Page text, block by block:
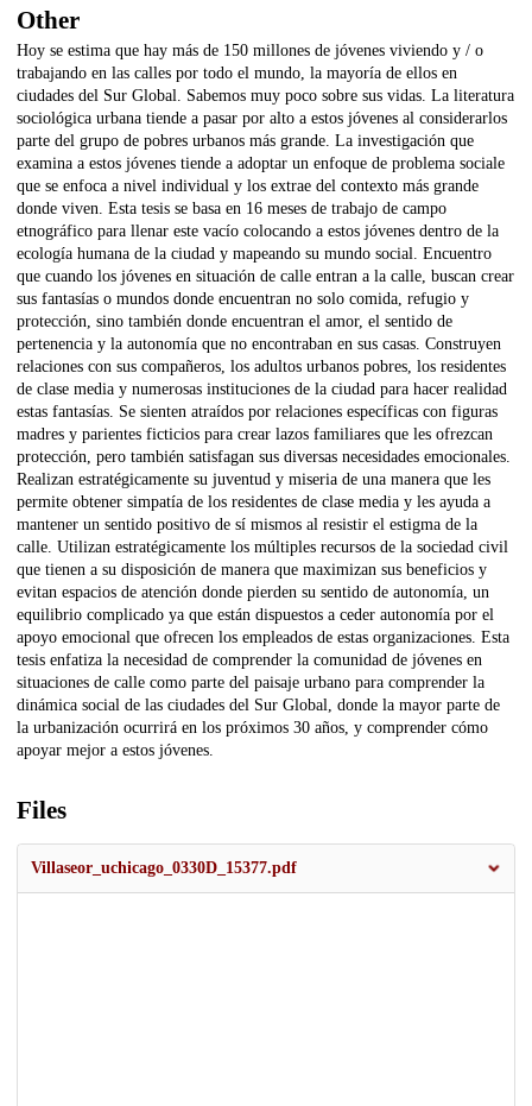
Other
Hoy se estima que hay más de 150 millones de jóvenes viviendo y / o
trabajando en las calles por todo el mundo, la mayoría de ellos en
ciudades del Sur Global. Sabemos muy poco sobre sus vidas. La literatura
sociológica urbana tiende a pasar por alto a estos jóvenes al considerarlos
parte del grupo de pobres urbanos más grande. La investigación que
examina a estos jóvenes tiende a adoptar un enfoque de problema sociale
que se enfoca a nivel individual y los extrae del contexto más grande
donde viven. Esta tesis se basa en 16 meses de trabajo de campo
etnográfico para llenar este vacío colocando a estos jóvenes dentro de la
ecología humana de la ciudad y mapeando su mundo social. Encuentro
que cuando los jóvenes en situación de calle entran a la calle, buscan crear
sus fantasías o mundos donde encuentran no solo comida, refugio y
protección, sino también donde encuentran el amor, el sentido de
pertenencia y la autonomía que no encontraban en sus casas. Construyen
relaciones con sus compañeros, los adultos urbanos pobres, los residentes
de clase media y numerosas instituciones de la ciudad para hacer realidad
estas fantasías. Se sienten atraídos por relaciones específicas con figuras
madres y parientes ficticios para crear lazos familiares que les ofrezcan
protección, pero también satisfagan sus diversas necesidades emocionales.
Realizan estratégicamente su juventud y miseria de una manera que les
permite obtener simpatía de los residentes de clase media y les ayuda a
mantener un sentido positivo de sí mismos al resistir el estigma de la
calle. Utilizan estratégicamente los múltiples recursos de la sociedad civil
que tienen a su disposición de manera que maximizan sus beneficios y
evitan espacios de atención donde pierden su sentido de autonomía, un
equilibrio complicado ya que están dispuestos a ceder autonomía por el
apoyo emocional que ofrecen los empleados de estas organizaciones. Esta
tesis enfatiza la necesidad de comprender la comunidad de jóvenes en
situaciones de calle como parte del paisaje urbano para comprender la
dinámica social de las ciudades del Sur Global, donde la mayor parte de
la urbanización ocurrirá en los próximos 30 años, y comprender cómo
apoyar mejor a estos jóvenes.
Files
Villaseor_uchicago_0330D_15377.pdf